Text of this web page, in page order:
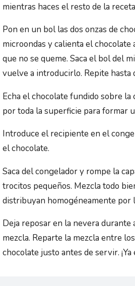
mientras haces el resto de la
Pon en un bol las dos onzas de
microondas y calienta el
que no se queme. Saca el bol del
vuelve a introducirlo. Repite
Echa el chocolate fundido sobre
por toda la superficie para formar
Introduce el recipiente en el
el chocolate.
Saca del congelador y rompe la
trocitos pequeños. Mezcla todo
distribuyan homogéneamente por
Deja reposar en la nevera durante
mezcla. Reparte la mezcla entre
chocolate justo antes de servir.